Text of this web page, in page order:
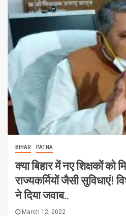
BIHAR PATNA
क्या बिहार में नए शिक्षकों को
राज्यकर्मियों जैसी सुविधाएं!
ने दिया जवाब..
March 12, 2022